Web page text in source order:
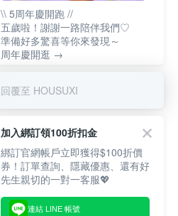
\\ 5周年慶開跑 //
五歲啦！謝謝一路陪伴我們♡
準備好多驚喜等你來發現～
周年慶開逛 →
回覆至 HOUSUXI
加入綁訂領100折扣金
綁訂官網帳戶立即獲得$100折價
券！訂單查詢、隱藏優惠、還有好
先生親切的一對一客服💖
連結 LINE 帳號